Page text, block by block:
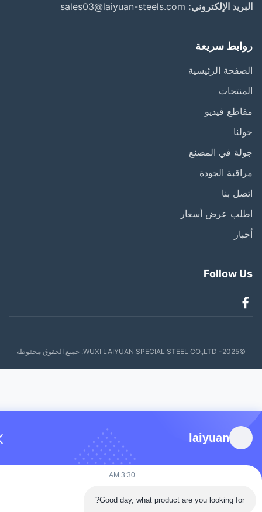
الإلكتروني: sales03@laiyuan-steels.com
سريعة
الرئيسية
فيديو
في المصنع
الجودة
بنا
عرض أسعار
Follow
laiyuan
Good day, what product are you looking